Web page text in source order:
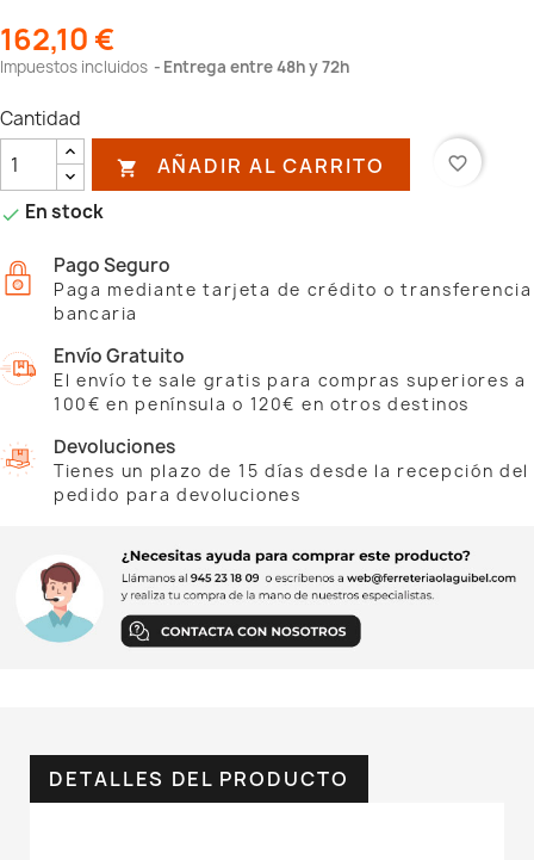
162,10 €
Impuestos incluidos Entrega entre 48h y 72h
Cantidad
 AÑADIR AL CARRITO favorite_border
 En stock
Pago Seguro
Paga mediante tarjeta de crédito o transferencia
bancaria
Envío Gratuito
El envío te sale gratis para compras superiores a
100€ en península o 120€ en otros destinos
Devoluciones
Tienes un plazo de 15 días desde la recepción del
pedido para devoluciones
DETALLES DEL PRODUCTO